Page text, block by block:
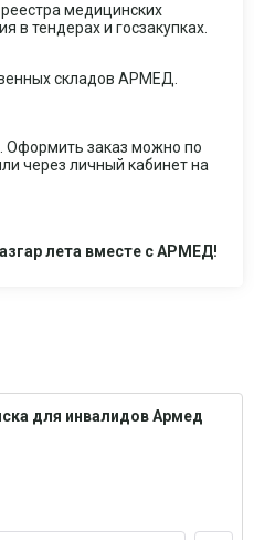
медицинских
в тендерах и госзакупках.
складов АРМЕД.
Оформить заказ можно по
через личный кабинет на
лета вместе с АРМЕД!
для инвалидов Армед